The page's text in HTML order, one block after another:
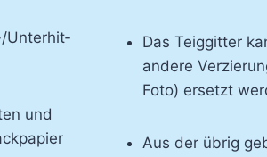
​/Un­ter­hit­
und
Das Teig­git­ter
an­de­re
Fo­to) er­setzt
Aus der üb­rig